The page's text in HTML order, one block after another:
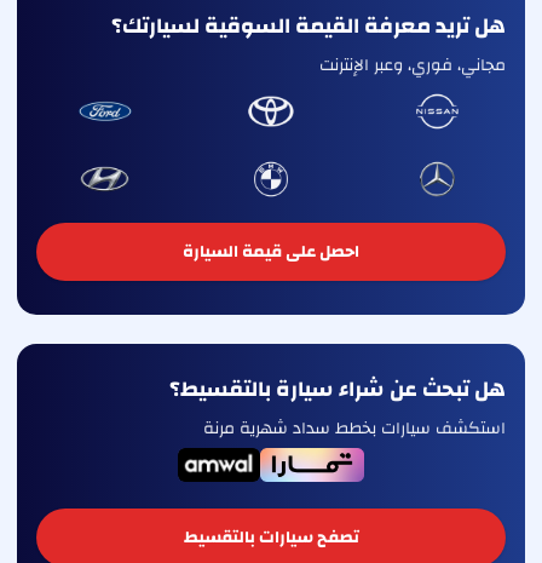
هل تريد معرفة القيمة السوقية لسيارتك؟
مجاني، فوري، وعبر الإنترنت
احصل على قيمة السيارة
هل تبحث عن شراء سيارة بالتقسيط؟
استكشف سيارات بخطط سداد شهرية مرنة
تصفح سيارات بالتقسيط